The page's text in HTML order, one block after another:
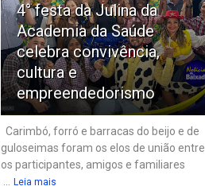
4° festa da Julina da
Academia da Saúde
celebra convivência,
cultura e
empreendedorismo
Carimbó, forró e barracas do beijo e de
guloseimas foram os elos de união entre
os participantes, amigos e familiares
... Leia mais